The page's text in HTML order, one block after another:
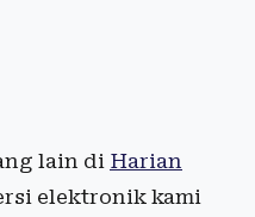
lain di Harian
elektronik kami